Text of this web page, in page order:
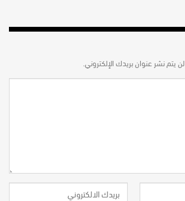
لن يتم نشر عنوان بريدك الإلكتروني.